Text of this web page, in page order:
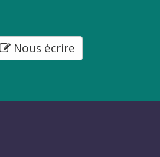
Nous écrire